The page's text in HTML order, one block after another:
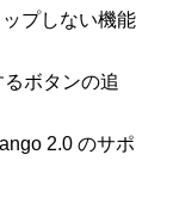
プしない機能
ボタンの追
2.0 のサポ